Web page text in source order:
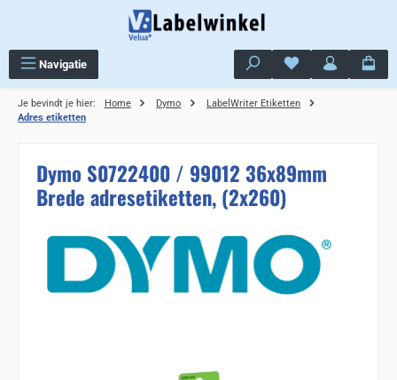
Navigatie Je hebt 0 items op
Je bevindt je hier: Home Dymo
LabelWriter Etiketten
Adres etiketten
Dymo S0722400 / 99012 36x89mm
Brede adresetiketten, (2x260)